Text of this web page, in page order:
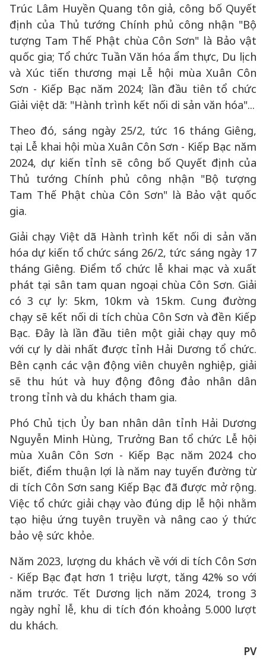
Trúc Lâm Huyền Quang tôn giả, công bố Quyết
định của Thủ tướng Chính phủ công nhận "Bộ
tượng Tam Thế Phật chùa Côn Sơn" là Bảo vật
quốc gia; Tổ chức Tuần Văn hóa ẩm thực, Du lịch
và Xúc tiến thương mại Lễ hội mùa Xuân Côn
Sơn - Kiếp Bạc năm 2024; lần đầu tiên tổ chức
Giải việt dã: "Hành trình kết nối di sản văn hóa"...
Theo đó, sáng ngày 25/2, tức 16 tháng Giêng,
tại Lễ khai hội mùa Xuân Côn Sơn - Kiếp Bạc năm
2024, dự kiến tỉnh sẽ công bố Quyết định của
Thủ tướng Chính phủ công nhận "Bộ tượng
Tam Thế Phật chùa Côn Sơn" là Bảo vật quốc
gia.
Giải chạy Việt dã Hành trình kết nối di sản văn
hóa dự kiến tổ chức sáng 26/2, tức sáng ngày 17
tháng Giêng. Điểm tổ chức lễ khai mạc và xuất
phát tại sân tam quan ngoại chùa Côn Sơn. Giải
có 3 cự ly: 5km, 10km và 15km. Cung đường
chạy sẽ kết nối di tích chùa Côn Sơn và đền Kiếp
Bạc. Đây là lần đầu tiên một giải chạy quy mô
với cự ly dài nhất được tỉnh Hải Dương tổ chức.
Bên cạnh các vận động viên chuyên nghiệp, giải
sẽ thu hút và huy động đông đảo nhân dân
trong tỉnh và du khách tham gia.
Phó Chủ tịch Ủy ban nhân dân tỉnh Hải Dương
Nguyễn Minh Hùng, Trưởng Ban tổ chức Lễ hội
mùa Xuân Côn Sơn - Kiếp Bạc năm 2024 cho
biết, điểm thuận lợi là năm nay tuyến đường từ
di tích Côn Sơn sang Kiếp Bạc đã được mở rộng.
Việc tổ chức giải chạy vào đúng dịp lễ hội nhằm
tạo hiệu ứng tuyên truyền và nâng cao ý thức
bảo vệ sức khỏe.
Năm 2023, lượng du khách về với di tích Côn Sơn
- Kiếp Bạc đạt hơn 1 triệu lượt, tăng 42% so với
năm trước. Tết Dương lịch năm 2024, trong 3
ngày nghỉ lễ, khu di tích đón khoảng 5.000 lượt
du khách.
PV